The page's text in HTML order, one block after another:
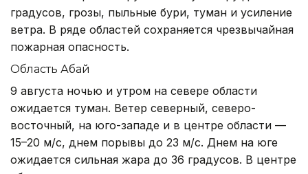
градусов, грозы, пыльные бури, туман и усиление
ветра. В ряде областей сохраняется чрезвычайная
пожарная опасность.
Область Абай
9 августа ночью и утром на севере области
ожидается туман. Ветер северный, северо-
восточный, на юго-западе и в центре области —
15–20 м/с, днем порывы до 23 м/с. Днем на юге
ожидается сильная жара до 36 градусов. В центре